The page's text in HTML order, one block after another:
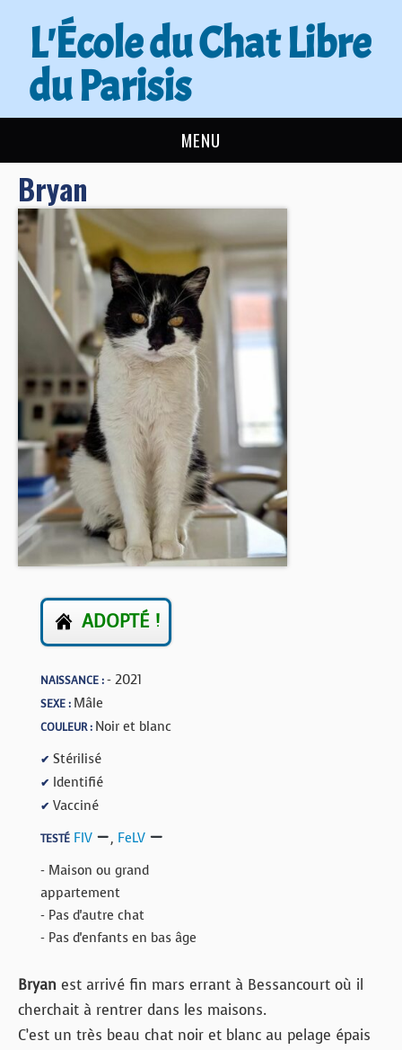
L'École du Chat Libre
du Parisis
MENU
L’ÉCOLE DU CHAT
ACTUALITÉS
ADOPTER
NOUS AIDER
CONTACT
BOUTIQUE
FORUM
Bryan
ADOPTÉ !
NAISSANCE :- 2021
SEXE : Mâle
COULEUR : Noir et blanc
✔ Stérilisé
✔ Identifié
✔ Vacciné
TESTÉ FIV , FeLV
- Maison ou grand
appartement
- Pas d'autre chat
- Pas d'enfants en bas âge
Bryan est arrivé fin mars errant à Bessancourt où il
cherchait à rentrer dans les maisons.
C’est un très beau chat noir et blanc au pelage épais